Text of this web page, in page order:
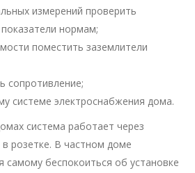
измерений проверить
нормам;
поместить заземлители
сопротивление;
системе электроснабжения дома.
система работает через
розетке. В частном доме
самому беспокоиться об установке